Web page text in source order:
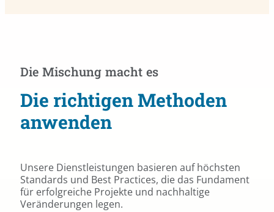
Die Mischung macht es
Die richtigen Methoden
anwenden
Unsere Dienstleistungen basieren auf höchsten
Standards und Best Practices, die das Fundament
für erfolgreiche Projekte und nachhaltige
Veränderungen legen.